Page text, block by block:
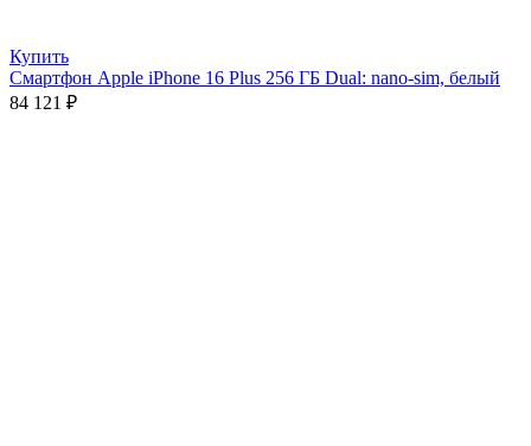
Купить
Смартфон Apple iPhone 16 Plus 256 ГБ Dual: nano-sim, белый
84 121 ₽